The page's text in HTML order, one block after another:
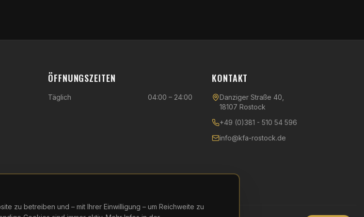
ÖFFNUNGSZEITEN
Täglich 04:00 – 24:00
KONTAKT
Danziger Straße 40,
18107 Rostock
+49 (0)381 - 510 54 596
info@kfa-rostock.de
zu betreiben und – mit Ihrer Einwilligung – um Reichweite zu